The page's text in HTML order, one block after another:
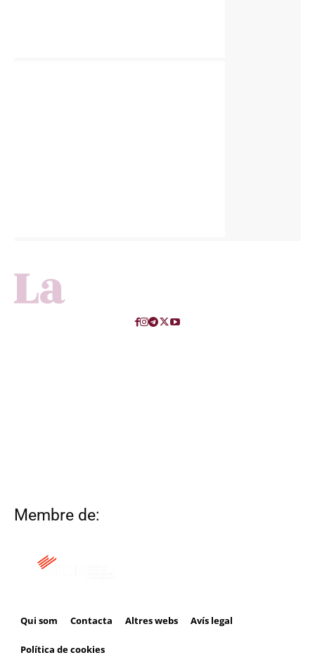
Membre de:
Qui som Contacta Altres webs Avís legal
Política de cookies